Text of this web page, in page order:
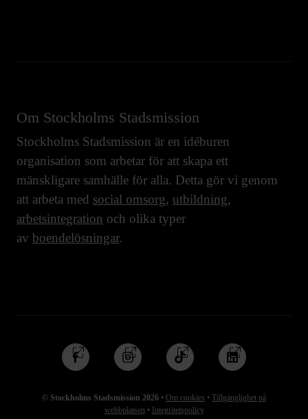
Om Stockholms Stadsmission
Stockholms Stadsmission är en idéburen
organisation som arbetar för att skapa ett
mänskligare samhälle för alla. Detta gör vi genom
att arbeta med social omsorg, utbildning,
arbetsintegration och olika typer
av boendelösningar.
© Stockholms Stadsmission 2026 • Om cookies • Tillgänglighet på
webbplatsen • Integritetspolicy
Följ
oss
Facebook
Följ
oss
Instagram
Följ
oss
TikTok
Följ
oss
Linkedin